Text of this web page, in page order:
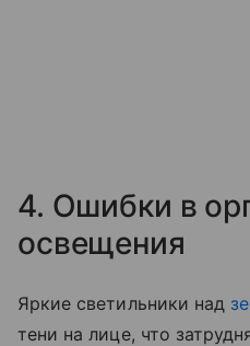
4. Ошибки в
освещения
Яркие светильники над
тени на лице, что